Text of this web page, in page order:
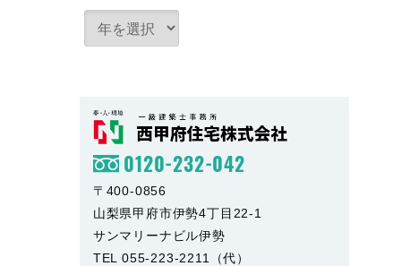
0120-232-042
〒400-0856
山梨県甲府市伊勢4丁目22-1
サンマリーナビル伊勢
TEL 055-223-2211（代）